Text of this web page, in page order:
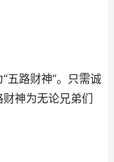
路财神”。只需诚
神为无论兄弟们